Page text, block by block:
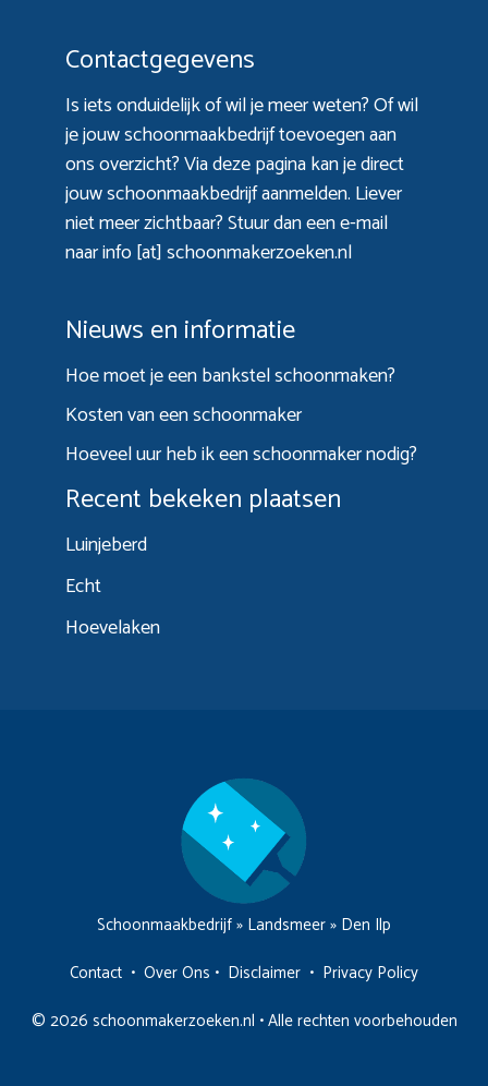
Contactgegevens
Is iets onduidelijk of wil je meer weten? Of wil
je jouw schoonmaakbedrijf toevoegen aan
ons overzicht? Viadeze paginakan je direct
jouw schoonmaakbedrijf aanmelden. Liever
niet meer zichtbaar? Stuur dan een e-mail
naar info [at] schoonmakerzoeken.nl
Nieuws en informatie
Hoe moet je een bankstel schoonmaken?
Kosten van een schoonmaker
Hoeveel uur heb ik een schoonmaker nodig?
Recent bekeken plaatsen
Luinjeberd
Echt
Hoevelaken
Schoonmaakbedrijf» Landsmeer» Den Ilp
Contact • Over Ons • Disclaimer • Privacy Policy
© 2026 schoonmakerzoeken.nl • Alle rechten voorbehouden